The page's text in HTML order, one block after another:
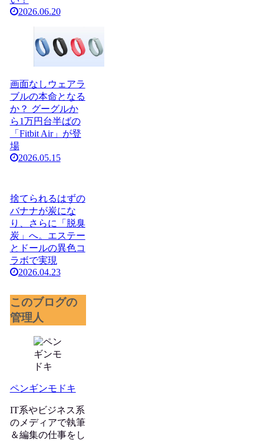
2026.06.20
画面なしウェアラ
ブルの本命となる
か？ グーグルか
ら1万円台半ばの
「Fitbit Air」が登
場
2026.05.15
捨てられるはずの
バナナが炭にな
り、さらに「脱臭
炭」へ。エステー
とドールの異色コ
ラボで実現
2026.04.23
このブログの
管理人
ペンギンモドキ
IT系やビジネス系
のメディアで執筆
＆編集の仕事をし